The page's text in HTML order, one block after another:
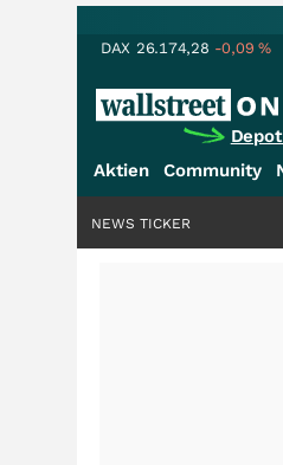
DAX 26.174,28 -0,09%
Aktien Community
NEWS TICKER